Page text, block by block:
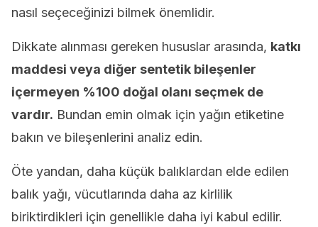
nasıl seçeceğinizi bilmek önemlidir.
Dikkate alınması gereken hususlar arasında, katkı
maddesi veya diğer sentetik bileşenler
içermeyen %100 doğal olanı seçmek de
vardır. Bundan emin olmak için yağın etiketine
bakın ve bileşenlerini analiz edin.
Öte yandan, daha küçük balıklardan elde edilen
balık yağı, vücutlarında daha az kirlilik
biriktirdikleri için genellikle daha iyi kabul edilir.